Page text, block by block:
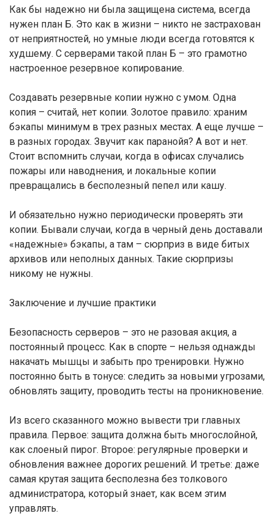
Как бы надежно ни была защищена система, всегда
нужен план Б. Это как в жизни – никто не застрахован
от неприятностей, но умные люди всегда готовятся к
худшему. С серверами такой план Б – это грамотно
настроенное резервное копирование.
Создавать резервные копии нужно с умом. Одна
копия – считай, нет копии. Золотое правило: храним
бэкапы минимум в трех разных местах. А еще лучше –
в разных городах. Звучит как паранойя? А вот и нет.
Стоит вспомнить случаи, когда в офисах случались
пожары или наводнения, и локальные копии
превращались в бесполезный пепел или кашу.
И обязательно нужно периодически проверять эти
копии. Бывали случаи, когда в черный день доставали
«надежные» бэкапы, а там – сюрприз в виде битых
архивов или неполных данных. Такие сюрпризы
никому не нужны.
Заключение и лучшие практики
Безопасность серверов – это не разовая акция, а
постоянный процесс. Как в спорте – нельзя однажды
накачать мышцы и забыть про тренировки. Нужно
постоянно быть в тонусе: следить за новыми угрозами,
обновлять защиту, проводить тесты на проникновение.
Из всего сказанного можно вывести три главных
правила. Первое: защита должна быть многослойной,
как слоеный пирог. Второе: регулярные проверки и
обновления важнее дорогих решений. И третье: даже
самая крутая защита бесполезна без толкового
администратора, который знает, как всем этим
управлять.